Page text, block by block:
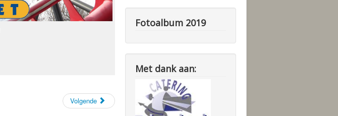
Volgende
Fotoalbum 2019
Met dank aan: